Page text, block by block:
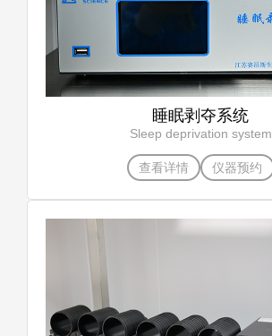
睡眠剥夺系统
Sleep deprivation system
查看详情 仪器预约